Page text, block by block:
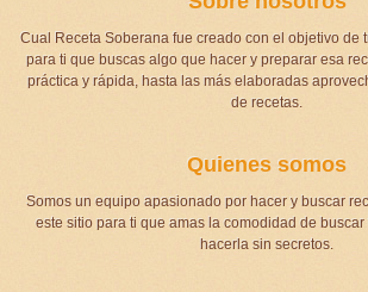
Cual Receta Soberana fue creado con el objetivo de
para ti que buscas algo que hacer y preparar esa
práctica y rápida, hasta las más elaboradas
de recetas.
Quienes somos
Somos un equipo apasionado por hacer y buscar
este sitio para ti que amas la comodidad de
hacerla sin secretos.